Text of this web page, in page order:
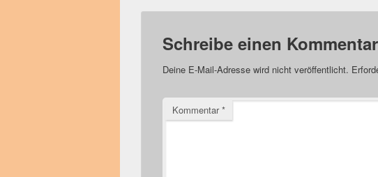
Schreibe einen Kommentar
Deine E-Mail-Adresse wird nicht veröffentlicht.
Kommentar*